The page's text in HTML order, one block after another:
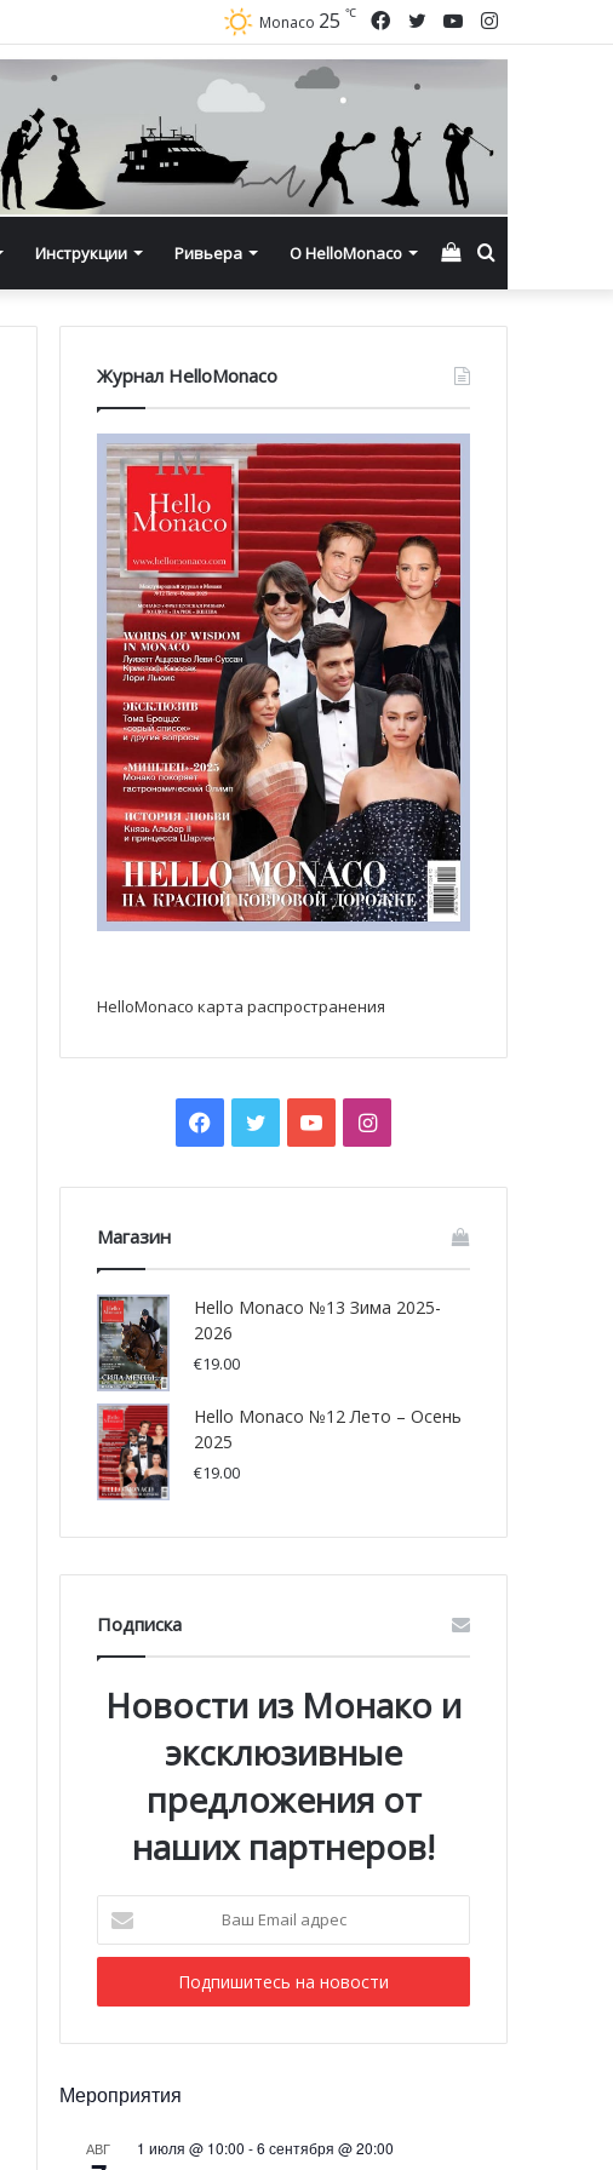
Instagram
YouTube
Twitter
Facebook
Monaco 25 ℃
Инструкции Ривьера О HelloMonaco Смотреть
корзину
Журнал HelloMonaco
HelloMonaco карта распространения
Facebook
TwitterYouTubeInstagram
Магазин
Hello Monaco №13 Зима 2025-
2026
€19.00
Hello Monaco №12 Лето – Осень
2025
€19.00
Подписка
Новости из Монако и
эксклюзивные
предложения от
наших партнеров!
Email
адрес
Мероприятия
АВГ 1 июля @ 10:00 -6 сентября @ 20:00